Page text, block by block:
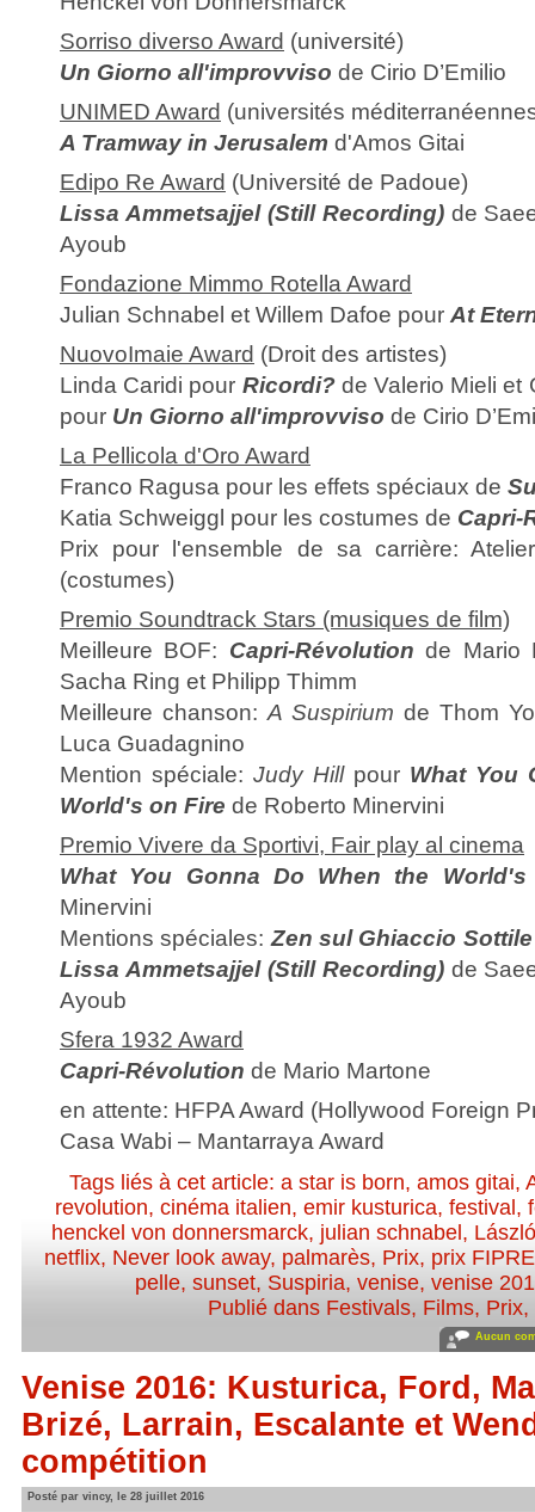
Sorriso diverso Award (université)
Un Giorno all'improvviso de Cirio D’Emilio
UNIMED Award (universités
A Tramway in Jerusalem d'Amos Gitai
Edipo Re Award (Université de Padoue)
Lissa Ammetsajjel (Still Recording)de
Ayoub
Fondazione Mimmo Rotella Award
Julian Schnabel et Willem Dafoe pour At
NuovoImaie Award (Droit des artistes)
Linda Caridi pour Ricordi?de Valerio Mieli et
pour Un Giorno all'improvviso de Cirio
La Pellicola d'Oro Award
Franco Ragusa pour les effets spéciaux de
Katia Schweiggl pour les costumes de Capri-
Prix pour l'ensemble de sa carrière:
(costumes)
Premio Soundtrack Stars (musiques de film)
Meilleure BOF: Capri-Révolution de Mario
Sacha Ring et Philipp Thimm
Meilleure chanson: A Suspirium de Thom
Luca Guadagnino
Mention spéciale: Judy Hillpour What You
World's on Fire de Roberto Minervini
Premio Vivere da Sportivi, Fair play al cinema
What You Gonna Do When the
Minervini
Mentions spéciales:Zen sul Ghiaccio Sottile
Lissa Ammetsajjel (Still Recording)de
Ayoub
Sfera 1932 Award
Capri-Révolution de Mario Martone
en attente: HFPA Award (Hollywood Foreign
Casa Wabi – Mantarraya Award
Tags liés à cet article: a star is born, amos gitai,
revolution,cinéma italien,emir kusturica,festival ,
henckel von donnersmarck, julian schnabel ,
netflix, Never look away, palmarès, Prix, prix
pelle, sunset, Suspiria, venise, venise
Publié dans Festivals, Films, Prix,
Aucun
Venise 2016: Kusturica, Ford,
Brizé, Larrain, Escalante et
compétition
Posté par vincy, le 28 juillet 2016